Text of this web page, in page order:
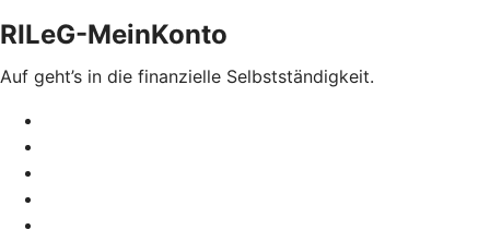
RILeG-MeinKonto
Auf geht’s in die finanzielle Selbstständigkeit.